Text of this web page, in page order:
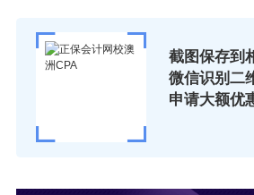
截图保存到
微信识别二
申请大额优